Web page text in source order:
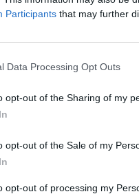
Participants that may further
Data Processing Opt Outs
opt-out of the Sharing of my
opt-out of the Sale of my
opt-out of processing my
mener Lars Erik
og et stort
enn noen gang.